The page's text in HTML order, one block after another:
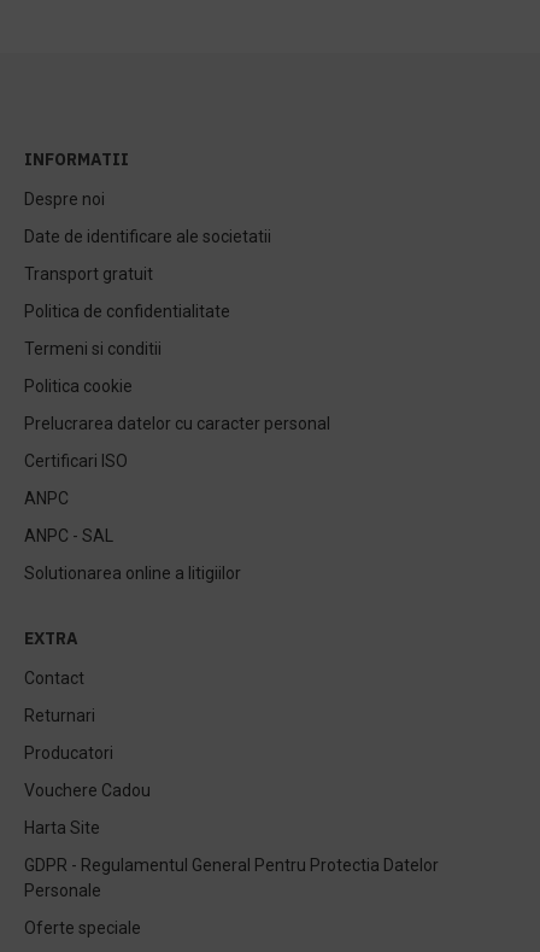
INFORMATII
Despre noi
Date de identificare ale societatii
Transport gratuit
Politica de confidentialitate
Termeni si conditii
Politica cookie
Prelucrarea datelor cu caracter personal
Certificari ISO
ANPC
ANPC - SAL
Solutionarea online a litigiilor
EXTRA
Contact
Returnari
Producatori
Vouchere Cadou
Harta Site
GDPR - Regulamentul General Pentru Protectia Datelor
Personale
Oferte speciale